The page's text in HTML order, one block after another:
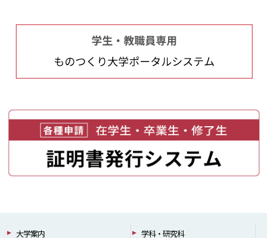
大学案内
学科・研究科